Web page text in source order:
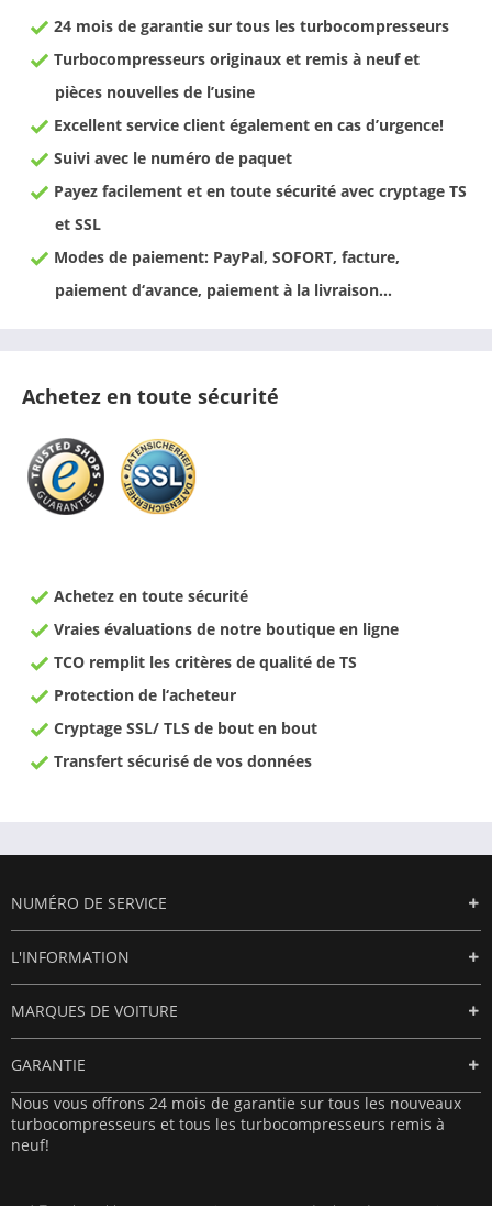
24 mois de garantie sur tous les turbocompresseurs
Turbocompresseurs originaux et remis à neuf et
pièces nouvelles de l’usine
Excellent service client également en cas d’urgence!
Suivi avec le numéro de paquet
Payez facilement et en toute sécurité avec cryptage TS
et SSL
Modes de paiement: PayPal, SOFORT, facture,
paiement d‘avance, paiement à la livraison…
Achetez en toute sécurité
Achetez en toute sécurité
Vraies évaluations de notre boutique en ligne
TCO remplit les critères de qualité de TS
Protection de l‘acheteur
Cryptage SSL/ TLS de bout en bout
Transfert sécurisé de vos données
NUMÉRO DE SERVICE
L'INFORMATION
MARQUES DE VOITURE
GARANTIE
Nous vous offrons 24 mois de garantie sur tous les nouveaux
turbocompresseurs et tous les turbocompresseurs remis à
neuf!